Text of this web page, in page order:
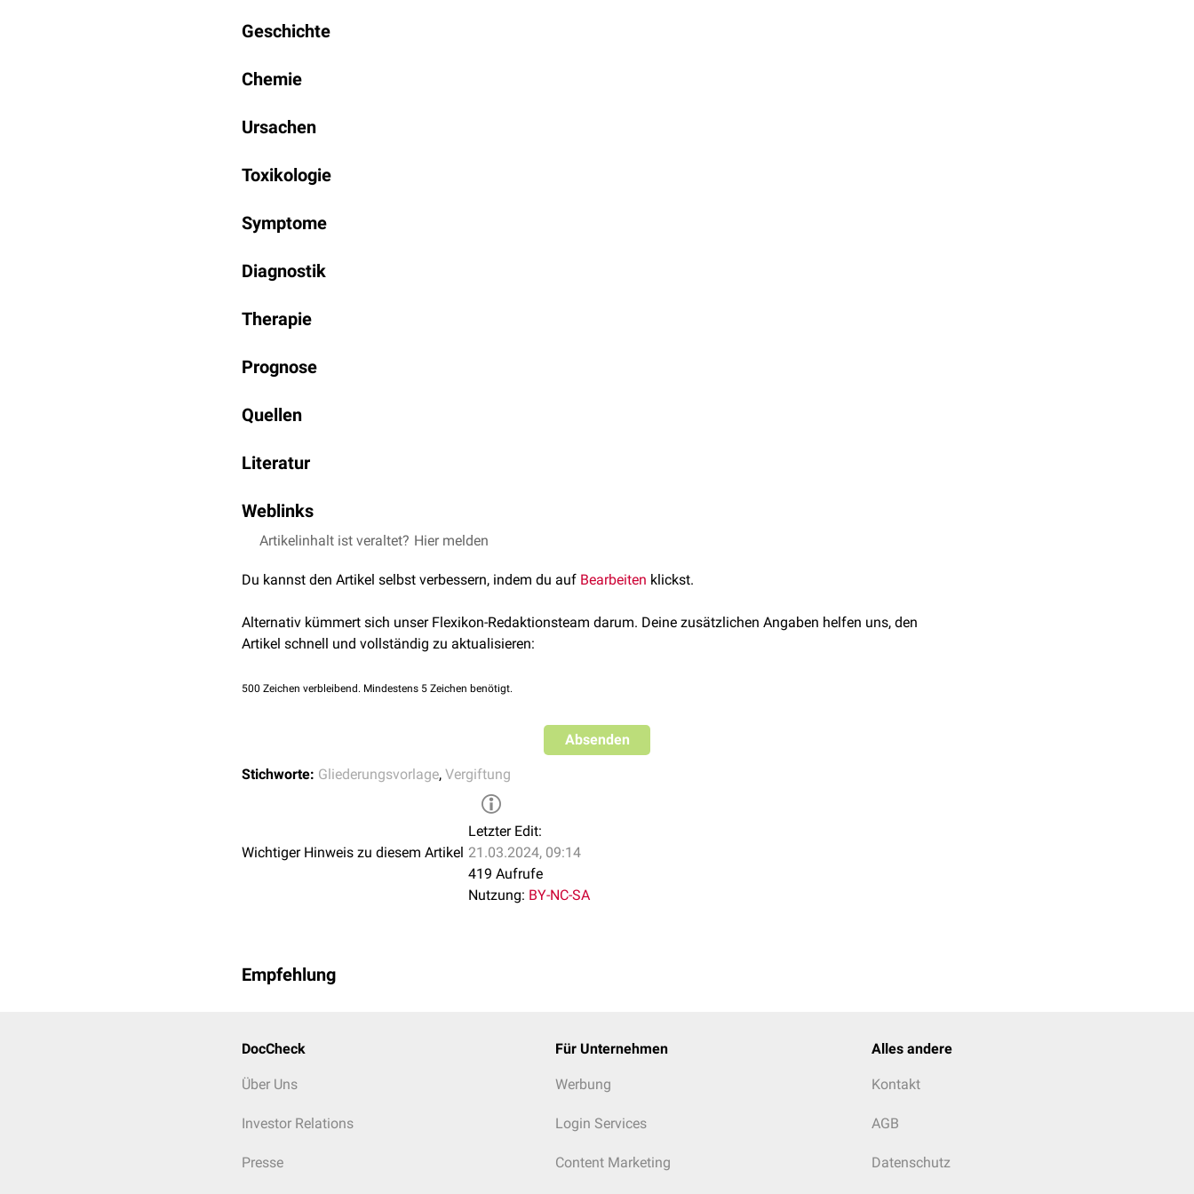
Geschichte
Chemie
Ursachen
Toxikologie
Betroffene Organsysteme
Symptome
Diagnostik
Therapie
Prognose
Quellen
Literatur
Weblinks
Artikelinhalt ist veraltet? Hier melden
Du kannst den Artikel selbst verbessern, indem du auf Bearbeiten klickst.
Alternativ kümmert sich unser Flexikon-Redaktionsteam darum. Deine zusätzlichen Angaben helfen uns, den
Artikel schnell und vollständig zu aktualisieren:
500 Zeichen verbleibend. Mindestens 5 Zeichen benötigt.
Absenden
Stichworte: Gliederungsvorlage, Vergiftung
Wichtiger Hinweis zu diesem Artikel
Letzter Edit:
21.03.2024, 09:14
419 Aufrufe
Nutzung: BY-NC-SA
Empfehlung
DocCheck
Über Uns
Investor Relations
Presse
Für Unternehmen
Werbung
Login Services
Content Marketing
Alles andere
Kontakt
AGB
Datenschutz